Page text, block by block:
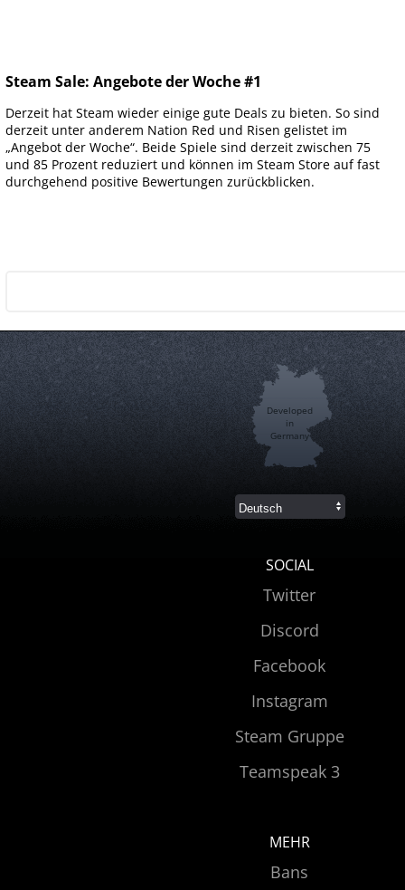
Steam Sale: Angebote der Woche #1
Derzeit hat Steam wieder einige gute Deals zu bieten. So sind
derzeit unter anderem Nation Red und Risen gelistet im
„Angebot der Woche“. Beide Spiele sind derzeit zwischen 75
und 85 Prozent reduziert und können im Steam Store auf fast
durchgehend positive Bewertungen zurückblicken.
Developed
in
Germany
SOCIAL
Twitter
Discord
Facebook
Instagram
Steam Gruppe
Teamspeak 3
MEHR
Bans